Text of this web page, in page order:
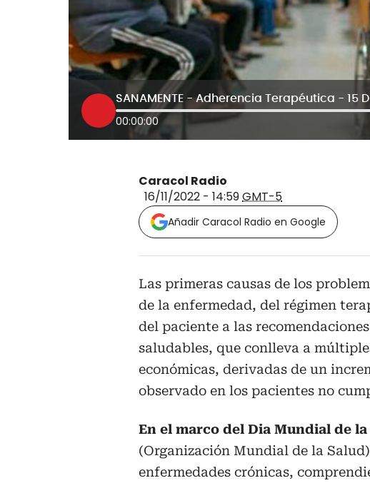
SANAMENTE - Adherencia Terapéutica - 15
00:00:00
Caracol Radio
16/11/2022 - 14:59GMT-5
Añadir Caracol Radio en Google
Las primeras causas de los
de la enfermedad, del régimen
del paciente a las
saludables, que conlleva a
económicas, derivadas de un
observado en los pacientes no
En el marco del Dia Mundial de
(Organización Mundial de la
enfermedades crónicas,